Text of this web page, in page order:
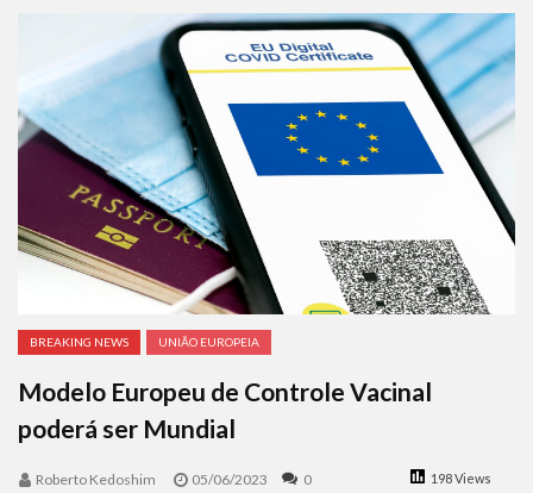
Benjamin Netanyahu faz discurso impactante no Congresso da JNS 2026
BREAKING NEWS UNIÃO EUROPEIA
Modelo Europeu de Controle Vacinal
poderá ser Mundial
Roberto Kedoshim 05/06/2023 198 Views
0